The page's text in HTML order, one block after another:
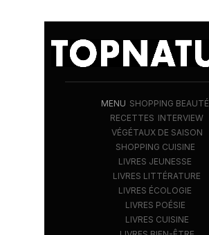
MENU SHOPPING BEAUTÉ
RECETTES INTERVIEW
VÉGÉTAUX DE SAISON
SHOPPING CUISINE
LIVRES JEUNESSE
LIVRES LITTÉRATURE
LIVRES ÉCOLOGIE
LIVRES POÉSIE
LIVRES CUISINE